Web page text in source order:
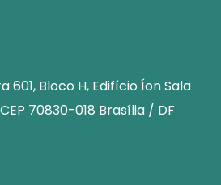
601, Bloco H, Edifício Íon Sala
70830-018 Brasília / DF